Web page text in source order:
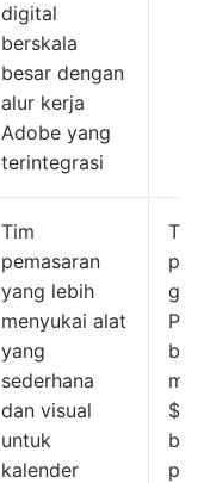
digital
berskala
besar dengan
alur kerja
Adobe yang
terintegrasi
Tim
pemasaran
yang lebih
menyukai alat
yang
sederhana
dan visual
untuk
kalender
$6